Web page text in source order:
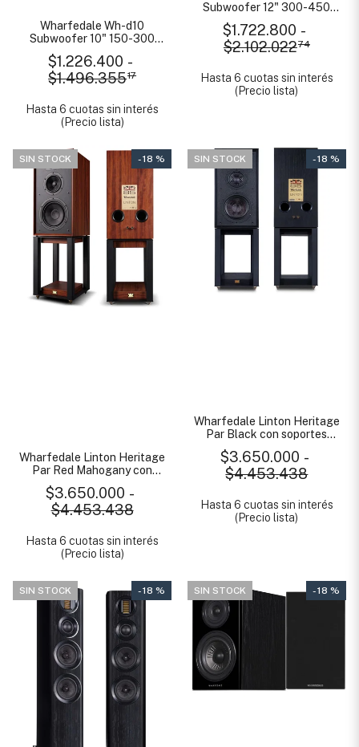
Wharfedale Wh-d10
Subwoofer 10" 150-300
$1.226.400 -
$1.496.35517
Hasta 6 cuotas sin interés
(Precio lista)
Subwoofer 12" 300-450
$1.722.800 -
$2.102.02274
Hasta 6 cuotas sin interés
(Precio lista)
SIN STOCK - 18 %
Wharfedale Linton Heritage
Par Red Mahogany con
$3.650.000 -
$4.453.438
Hasta 6 cuotas sin interés
(Precio lista)
SIN STOCK - 18 %
Wharfedale Linton Heritage
Par Black con soportes
$3.650.000 -
$4.453.438
Hasta 6 cuotas sin interés
(Precio lista)
SIN STOCK - 18 % SIN STOCK - 18 %